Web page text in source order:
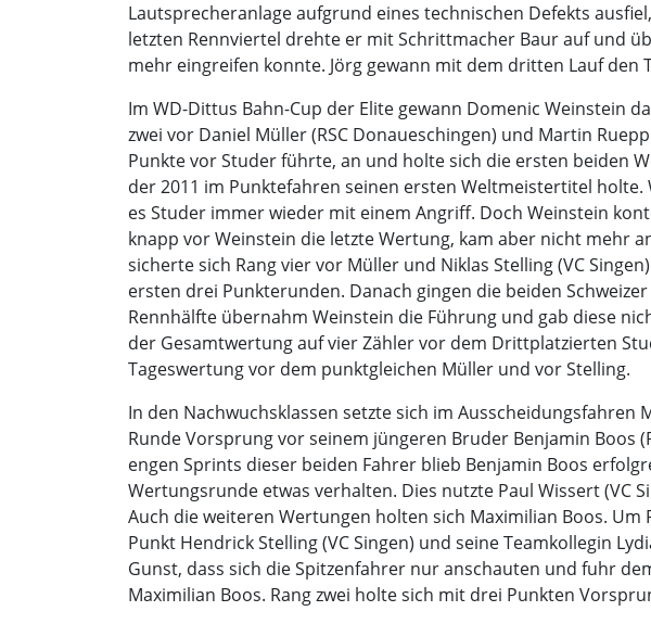
Lautsprecheranlage aufgrund eines technischen Defekts
letzten Rennviertel drehte er mit Schrittmacher Baur auf und
mehr eingreifen konnte. Jörg gewann mit dem dritten Lauf den
Im WD-Dittus Bahn-Cup der Elite gewann Domenic Weinstein
zwei vor Daniel Müller (RSC Donaueschingen) und Martin
Punkte vor Studer führte, an und holte sich die ersten beiden
der 2011 im Punktefahren seinen ersten Weltmeistertitel
es Studer immer wieder mit einem Angriff. Doch Weinstein
knapp vor Weinstein die letzte Wertung, kam aber nicht mehr
sicherte sich Rang vier vor Müller und Niklas Stelling (VC
ersten drei Punkterunden. Danach gingen die beiden
Rennhälfte übernahm Weinstein die Führung und gab diese
der Gesamtwertung auf vier Zähler vor dem Drittplatzierten
Tageswertung vor dem punktgleichen Müller und vor Stelling.
In den Nachwuchsklassen setzte sich im
Runde Vorsprung vor seinem jüngeren Bruder Benjamin Boos
engen Sprints dieser beiden Fahrer blieb Benjamin Boos
Wertungsrunde etwas verhalten. Dies nutzte Paul Wissert (VC
Auch die weiteren Wertungen holten sich Maximilian Boos.
Punkt Hendrick Stelling (VC Singen) und seine Teamkollegin
Gunst, dass sich die Spitzenfahrer nur anschauten und fuhr
Maximilian Boos. Rang zwei holte sich mit drei Punkten